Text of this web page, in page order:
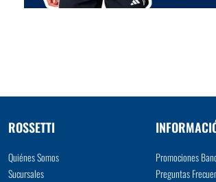
ROSSETTI
Quiénes Somos
Sucursales
Promociones
Preguntas